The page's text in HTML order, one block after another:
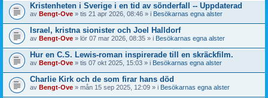
Kristenheten i Sverige i en tid av sönderfall -- Uppdaterad
av Bengt-Ove » tis 21 apr 2026, 08:46 » i Besökarnas egna alster
Israel, kristna sionister och Joel Halldorf
av Bengt-Ove » lör 07 mar 2026, 08:35 » i Besökarnas egna alster
Hur en C.S. Lewis-roman inspirerade till en skräckfilm.
av Bengt-Ove » tis 07 okt 2025, 15:03 » i Besökarnas egna alster
Charlie Kirk och de som firar hans död
av Bengt-Ove » mån 15 sep 2025, 12:09 » i Besökarnas egna alster